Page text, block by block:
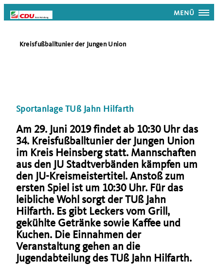
MENÜ
Kreisfußballtunier der Jungen Union
Sportanlage TUß Jahn Hilfarth
Am 29. Juni 2019 findet ab 10:30 Uhr das
34. Kreisfußballtunier der Jungen Union
im Kreis Heinsberg statt. Mannschaften
aus den JU Stadtverbänden kämpfen um
den JU-Kreismeistertitel. Anstoß zum
ersten Spiel ist um 10:30 Uhr. Für das
leibliche Wohl sorgt der TUß Jahn
Hilfarth. Es gibt Leckers vom Grill,
gekühlte Getränke sowie Kaffee und
Kuchen. Die Einnahmen der
Veranstaltung gehen an die
Jugendabteilung des TUß Jahn Hilfarth.